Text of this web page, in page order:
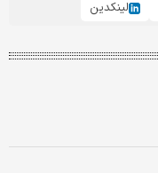
لینکدین